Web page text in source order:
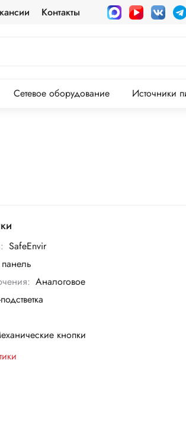
Контакты
Сетевое оборудование Источники
SafeEnvir
Аналоговое
кнопки